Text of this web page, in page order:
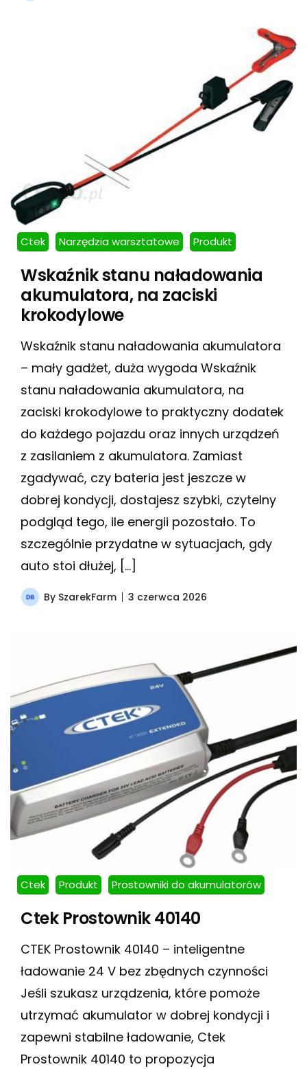
Ctek Narzędzia warsztatowe Produkt
Wskaźnik stanu naładowania
akumulatora, na zaciski
krokodylowe
Wskaźnik stanu naładowania akumulatora
– mały gadżet, duża wygoda Wskaźnik
stanu naładowania akumulatora, na
zaciski krokodylowe to praktyczny dodatek
do każdego pojazdu oraz innych urządzeń
z zasilaniem z akumulatora. Zamiast
zgadywać, czy bateria jest jeszcze w
dobrej kondycji, dostajesz szybki, czytelny
podgląd tego, ile energii pozostało. To
szczególnie przydatne w sytuacjach, gdy
auto stoi dłużej, […]
By SzarekFarm 3 czerwca 2026
Ctek Produkt Prostowniki do akumulatorów
Ctek Prostownik 40140
CTEK Prostownik 40140 – inteligentne
ładowanie 24 V bez zbędnych czynności
Jeśli szukasz urządzenia, które pomoże
utrzymać akumulator w dobrej kondycji i
zapewni stabilne ładowanie, Ctek
Prostownik 40140 to propozycja